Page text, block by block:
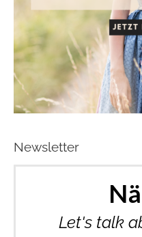
Newsletter
Let's talk